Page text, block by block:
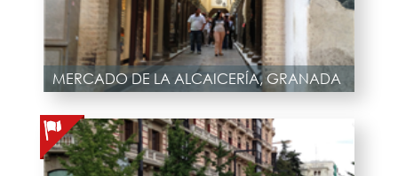
MERCADO DE LA ALCAICERÍA, GRANADA